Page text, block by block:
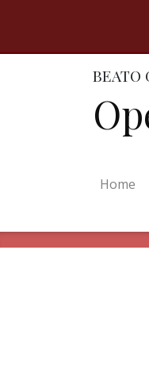
BEATO
Home